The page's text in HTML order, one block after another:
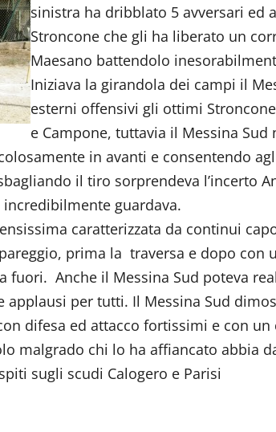
sinistra ha dribblato 5 avversari ed
Stroncone che gli ha liberato un
Maesano battendolo
Iniziava la girandola dei campi il
esterni offensivi gli ottimi
e Campone, tuttavia il Messina Sud
in avanti e consentendo
il tiro sorprendeva l’incerto
guardava.
caratterizzata da continui
prima la traversa e dopo con
fuori. Anche il Messina Sud poteva
per tutti. Il Messina Sud
difesa ed attacco fortissimi e con
malgrado chi lo ha affiancato abbia
sugli scudi Calogero e Parisi